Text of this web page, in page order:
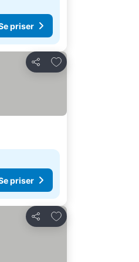
priser
Del
Legg til i favoritter
priser
Del
Legg til i favoritter